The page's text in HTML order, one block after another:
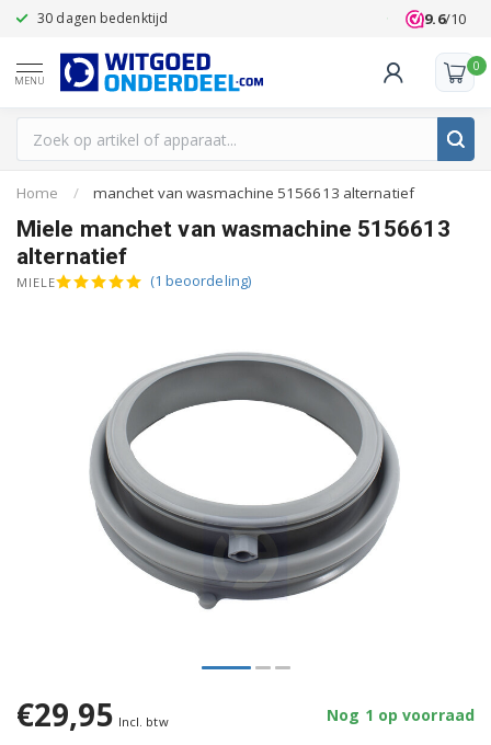
30 dagen bedenktijd Klanten
9.6/10
MENU
0
Home / manchet van wasmachine 5156613 alternatief
Miele manchet van wasmachine 5156613
alternatief
MIELE (1 beoordeling)
€29,95 Incl. btw Nog 1 op voorraad